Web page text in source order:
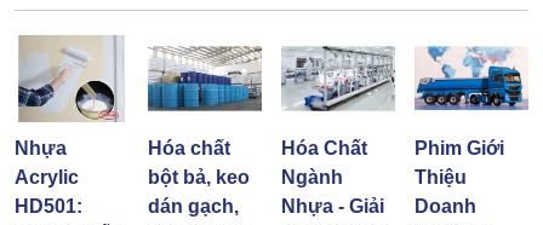
Nhựa
Acrylic
HD501:
Hóa chất
bột bả, keo
dán gạch,
Hóa Chất
Ngành
Nhựa - Giải
Phim Giới
Thiệu
Doanh